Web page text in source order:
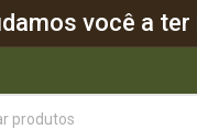
você a